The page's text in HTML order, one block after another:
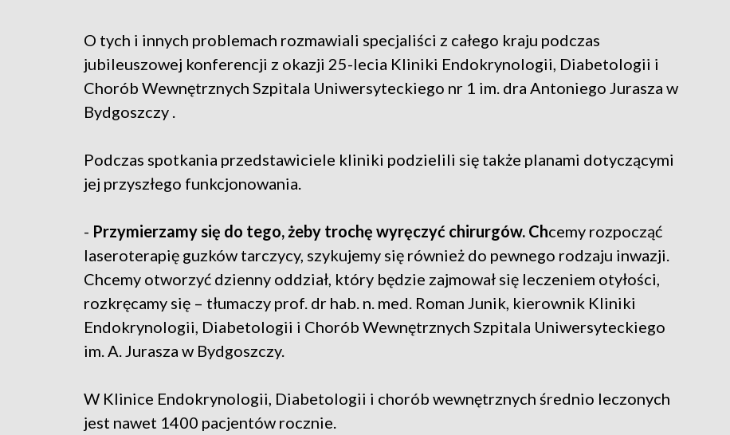
O tych i innych problemach rozmawiali specjaliści z całego kraju podczas
jubileuszowej konferencji z okazji 25-lecia Kliniki Endokrynologii, Diabetologii i
Chorób Wewnętrznych Szpitala Uniwersyteckiego nr 1 im. dra Antoniego Jurasza w
Bydgoszczy .
Podczas spotkania przedstawiciele kliniki podzielili się także planami dotyczącymi
jej przyszłego funkcjonowania.
- Przymierzamy się do tego, żeby trochę wyręczyć chirurgów. Chcemy rozpocząć
laseroterapię guzków tarczycy, szykujemy się również do pewnego rodzaju inwazji.
Chcemy otworzyć dzienny oddział, który będzie zajmował się leczeniem otyłości,
rozkręcamy się – tłumaczy prof. dr hab. n. med. Roman Junik, kierownik Kliniki
Endokrynologii, Diabetologii i Chorób Wewnętrznych Szpitala Uniwersyteckiego
im. A. Jurasza w Bydgoszczy.
W Klinice Endokrynologii, Diabetologii i chorób wewnętrznych średnio leczonych
jest nawet 1400 pacjentów rocznie.